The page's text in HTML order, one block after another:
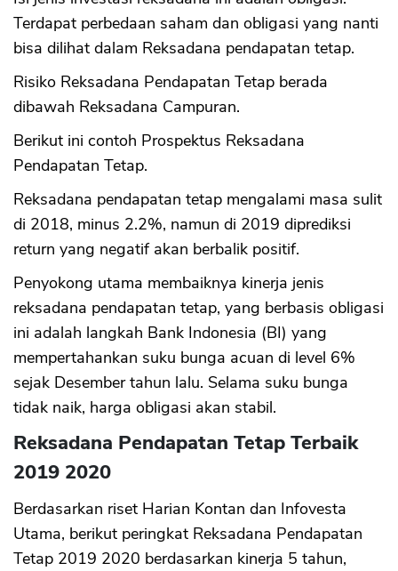
Terdapat perbedaan saham dan obligasi yang nanti
bisa dilihat dalam Reksadana pendapatan tetap.
Risiko Reksadana Pendapatan Tetap berada
dibawah Reksadana Campuran.
Berikut ini contoh Prospektus Reksadana
Pendapatan Tetap.
Reksadana pendapatan tetap mengalami masa sulit
di 2018, minus 2.2%, namun di 2019 diprediksi
return yang negatif akan berbalik positif.
Penyokong utama membaiknya kinerja jenis
reksadana pendapatan tetap, yang berbasis obligasi
ini adalah langkah Bank Indonesia (BI) yang
mempertahankan suku bunga acuan di level 6%
sejak Desember tahun lalu. Selama suku bunga
tidak naik, harga obligasi akan stabil.
Reksadana Pendapatan Tetap Terbaik
2019 2020
Berdasarkan riset Harian Kontan dan Infovesta
Utama, berikut peringkat Reksadana Pendapatan
Tetap 2019 2020 berdasarkan kinerja 5 tahun,